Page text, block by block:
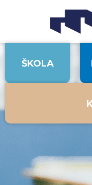
ŠKOLA